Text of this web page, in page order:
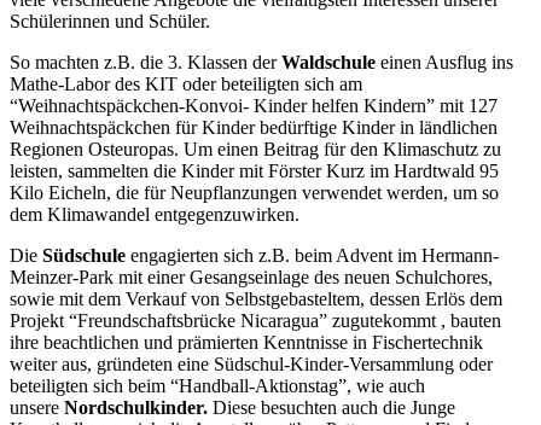
Schülerinnen und Schüler.
So machten z.B. die 3. Klassen derWaldschule einen Ausflug ins
Mathe-Labor des KIT oder beteiligten sich am
“Weihnachtspäckchen-Konvoi- Kinder helfen Kindern” mit 127
Weihnachtspäckchen für Kinder bedürftige Kinder in ländlichen
Regionen Osteuropas. Um einen Beitrag für den Klimaschutz zu
leisten, sammelten die Kinder mit Förster Kurz im Hardtwald 95
Kilo Eicheln, die für Neupflanzungen verwendet werden, um so
dem Klimawandel entgegenzuwirken.
Die Südschule engagierten sich z.B. beim Advent im Hermann-
Meinzer-Park mit einer Gesangseinlage des neuen Schulchores,
sowie mit dem Verkauf von Selbstgebasteltem, dessen Erlös dem
Projekt “Freundschaftsbrücke Nicaragua” zugutekommt , bauten
ihre beachtlichen und prämierten Kenntnisse in Fischertechnik
weiter aus, gründeten eine Südschul-Kinder-Versammlung oder
beteiligten sich beim “Handball-Aktionstag”, wie auch
unsere Nordschulkinder. Diese besuchten auch die Junge